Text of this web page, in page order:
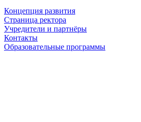
Концепция развития
Страница ректора
Учредители и партнёры
Контакты
Образовательные программы